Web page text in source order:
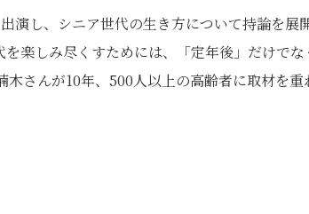
演し、シニア世代の生き方について持論を展
楽しみ尽くすためには、「定年後」だけでな
木さんが10年、500人以上の高齢者に取材を